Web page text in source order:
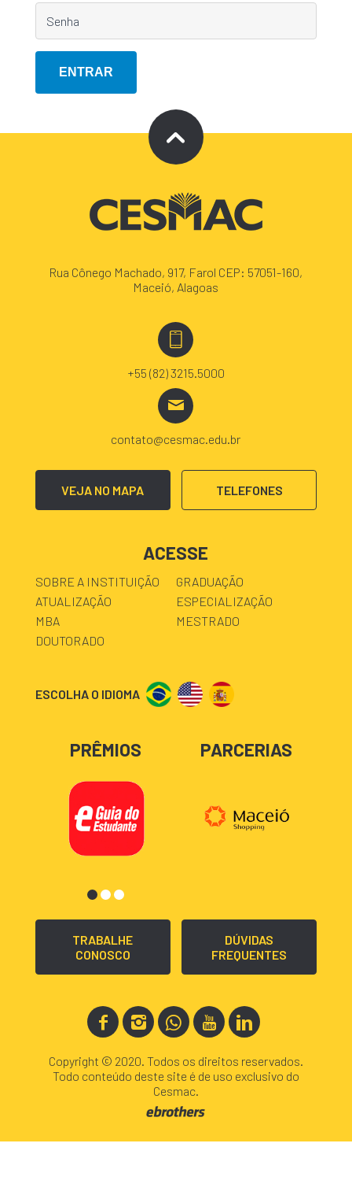
Rua Cônego Machado, 917, Farol CEP: 57051-160,
Maceió, Alagoas
+55 (82) 3215.5000
contato@cesmac.edu.br
VEJA NO MAPA TELEFONES
ACESSE
SOBRE A INSTITUIÇÃO
GRADUAÇÃO
ATUALIZAÇÃO
ESPECIALIZAÇÃO
MBA
MESTRADO
DOUTORADO
ESCOLHA O IDIOMA
PRÊMIOS PARCERIAS
TRABALHE
CONOSCO
DÚVIDAS
FREQUENTES
Copyright © 2020. Todos os direitos reservados.
Todo conteúdo deste site é de uso exclusivo do
Cesmac.